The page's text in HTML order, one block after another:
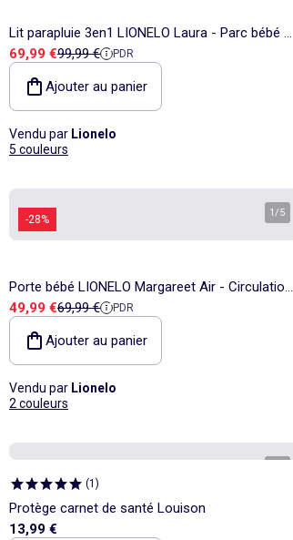
Lit parapluie 3en1 LIONELO Laura - Parc bébé -
Matelas haute densité - Roulettes - 0-36 mois
Prix de vente
69,99 €Prix de référence
99,99 € PDR
Ajouter au panier
Vendu par Lionelo
5 couleurs
-28%
1/5
Porte bébé LIONELO Margareet Air - Circulation
d’air - 3 positions de portage - Capuche
supplémentai
Prix de vente
49,99 €Prix de référence
69,99 € PDR
Ajouter au panier
Vendu par Lionelo
2 couleurs
(1 )
Protège carnet de santé Louison
13,99 €